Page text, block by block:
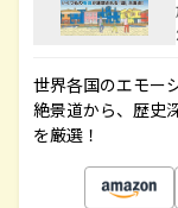
世界各国のエモー
絶景道から、歴史
を厳選！